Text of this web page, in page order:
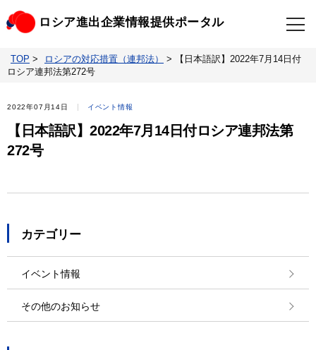
ロシア進出企業情報提供ポータル
TOP
ビジネスニュースクリップ
ロシア情報データベース
TOP > ロシアの対応措置（連邦法） >
【日本語訳】2022年7月14日付
ロシア連邦法第272号
2022年07月14日 イベント情報
【日本語訳】2022年7月14日付ロシア連邦法第
272号
カテゴリー
イベント情報
その他のお知らせ